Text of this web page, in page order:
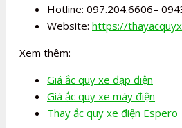
Hotline: 097.204.6606–
Website: https://
Xem thêm:
Giá ắc quy xe đạp điện
Giá ắc quy xe máy điện
Thay ắc quy xe điện Espero